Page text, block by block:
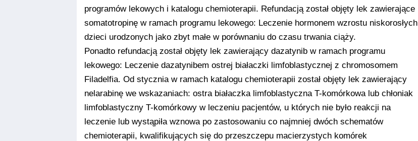
programów lekowych i katalogu chemioterapii. Refundacją został objęty lek zawierające
somatotropinę w ramach programu lekowego: Leczenie hormonem wzrostu niskorosłych
dzieci urodzonych jako zbyt małe w porównaniu do czasu trwania ciąży.
Ponadto refundacją został objęty lek zawierający dazatynib w ramach programu
lekowego: Leczenie dazatynibem ostrej białaczki limfoblastycznej z chromosomem
Filadelfia. Od stycznia w ramach katalogu chemioterapii został objęty lek zawierający
nelarabinę we wskazaniach: ostra białaczka limfoblastyczna T-komórkowa lub chłoniak
limfoblastyczny T-komórkowy w leczeniu pacjentów, u których nie było reakcji na
leczenie lub wystąpiła wznowa po zastosowaniu co najmniej dwóch schematów
chemioterapii, kwalifikujących się do przeszczepu macierzystych komórek